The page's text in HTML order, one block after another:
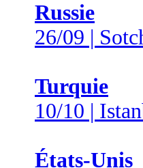
Russie
26/09 |
Turquie
10/10 |
États-Unis